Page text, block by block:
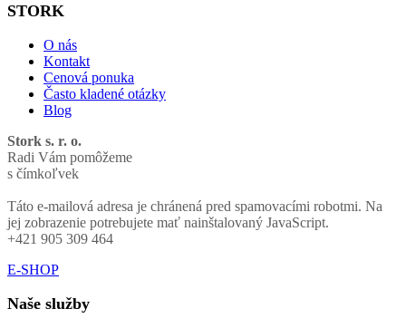
STORK
O nás
Kontakt
Cenová ponuka
Často kladené otázky
Blog
Stork s. r. o.
Radi Vám pomôžeme
s čímkoľvek
Táto e-mailová adresa je chránená pred spamovacími robotmi. Na
jej zobrazenie potrebujete mať nainštalovaný JavaScript.
+421 905 309 464
E-SHOP
Naše služby